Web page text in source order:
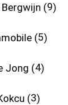
9
5
Jong 4
3